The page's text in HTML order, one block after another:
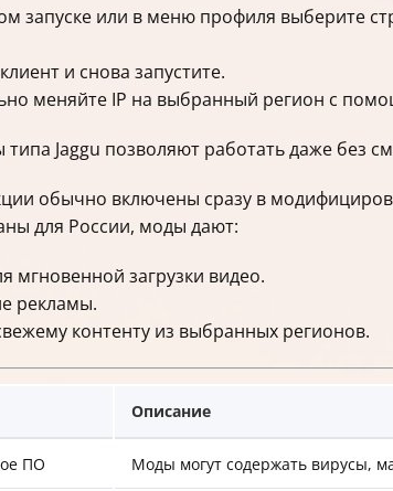
запуске или в меню профиля выберите
и снова запустите.
меняйте IP на выбранный регион с
Jaggu позволяют работать даже без
обычно включены сразу в
для России, моды дают:
мгновенной загрузки видео.
рекламы.
контенту из выбранных регионов.
Описание
ПО Моды могут содержать вирусы,